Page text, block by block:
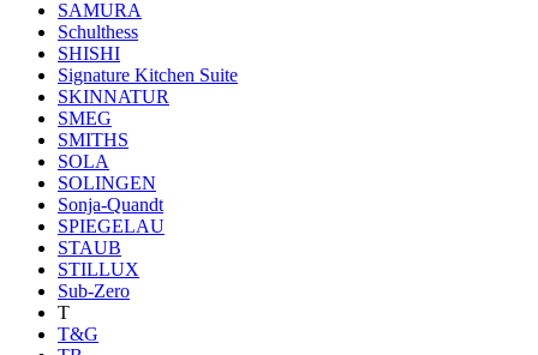
SAMURA
Schulthess
SHISHI
Signature Kitchen Suite
SKINNATUR
SMEG
SMITHS
SOLA
SOLINGEN
Sonja-Quandt
SPIEGELAU
STAUB
STILLUX
Sub-Zero
T
T&G